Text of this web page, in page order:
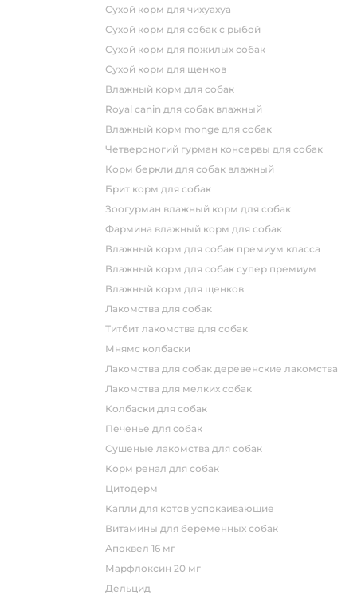
сухой корм для чихуахуа
сухой корм для собак с рыбой
сухой корм для пожилых собак
сухой корм для щенков
влажный корм для собак
royal canin для собак влажный
влажный корм monge для собак
четвероногий гурман консервы для собак
корм беркли для собак влажный
брит корм для собак
зоогурман влажный корм для собак
фармина влажный корм для собак
влажный корм для собак премиум класса
влажный корм для собак супер премиум
влажный корм для щенков
лакомства для собак
титбит лакомства для собак
мнямс колбаски
лакомства для собак деревенские лакомства
лакомства для мелких собак
колбаски для собак
печенье для собак
сушеные лакомства для собак
корм ренал для собак
цитодерм
капли для котов успокаивающие
витамины для беременных собак
апоквел 16 мг
марфлоксин 20 мг
дельцид